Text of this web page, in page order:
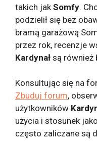
takich jak Somfy.
podzielił się bez
bramą garażową
przez rok, recenzje
Kardynał są również
Konsultując się na
Zbuduj forum,
użytkowników
użycia i stosunek
często zaliczane są